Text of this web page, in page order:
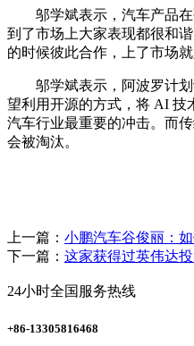
邬学斌表示，汽车产品在
到了市场上大家表现都很和
的时候彼此合作，上了市场
邬学斌表示，阿波罗计划
望利用开源的方式，将 AI 技
汽车行业最重要的冲击。而
会被淘汰。
上一篇： 小鹏汽车谷俊丽：
下一篇： 这家获得过英伟达
24小时全国服务热线
+86-13305816468